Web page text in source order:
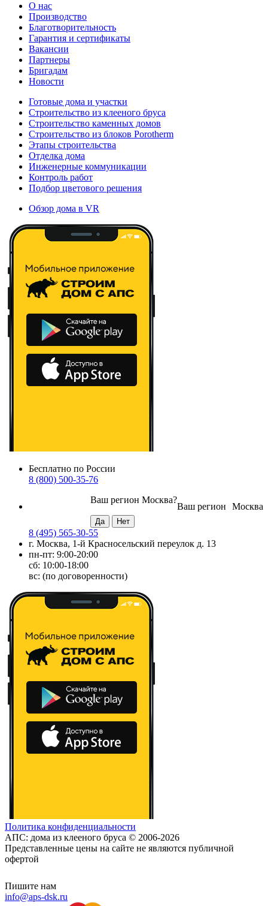
О нас
Производство
Благотворительность
Гарантия и сертификаты
Вакансии
Партнеры
Бригадам
Новости
Готовые дома и участки
Строительство из клееного бруса
Строительство каменных домов
Строительство из блоков Porotherm
Этапы строительства
Отделка дома
Инженерные коммуникации
Контроль работ
Подбор цветового решения
Обзор дома в VR
Бесплатно по России
8 (800) 500-35-76
Москва
Ваш регион
Ваш регион Москва?
8 (495) 565-30-55
г. Москва, 1-й Красносельский переулок д. 13
пн-пт: 9:00-20:00
сб: 10:00-18:00
вс: (по договоренности)
Политика конфиденциальности
АПС: дома из клееного бруса © 2006-2026
Представленные цены на сайте не являются публичной
офертой
Пишите нам
info@aps-dsk.ru